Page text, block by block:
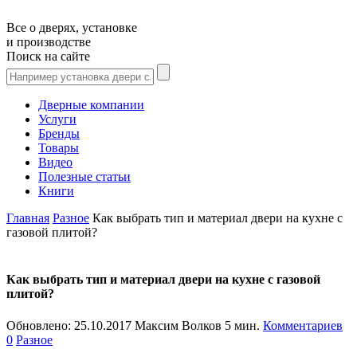
Все о дверях, установке
и производстве
Поиск на сайте
Дверные компании
Услуги
Бренды
Товары
Видео
Полезные статьи
Книги
Главная Разное Как выбрать тип и материал двери на кухне с
газовой плитой?
Как выбрать тип и материал двери на кухне с газовой
плитой?
Обновлено: 25.10.2017 Максим Волков 5 мин. Комментариев
0 Разное